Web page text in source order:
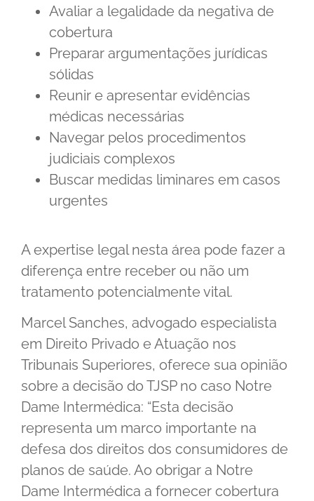
Avaliar a legalidade da negativa de
cobertura
Preparar argumentações jurídicas
sólidas
Reunir e apresentar evidências
médicas necessárias
Navegar pelos procedimentos
judiciais complexos
Buscar medidas liminares em casos
urgentes
A expertise legal nesta área pode fazer a
diferença entre receber ou não um
tratamento potencialmente vital.
Marcel Sanches, advogado especialista
em Direito Privado e Atuação nos
Tribunais Superiores, oferece sua opinião
sobre a decisão do TJSP no caso Notre
Dame Intermédica: “Esta decisão
representa um marco importante na
defesa dos direitos dos consumidores de
planos de saúde. Ao obrigar a Notre
Dame Intermédica a fornecer cobertura